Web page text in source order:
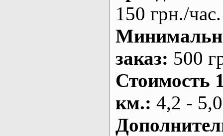
150 грн./час.
заказ: 500
Стоимость
км.: 4,2 -